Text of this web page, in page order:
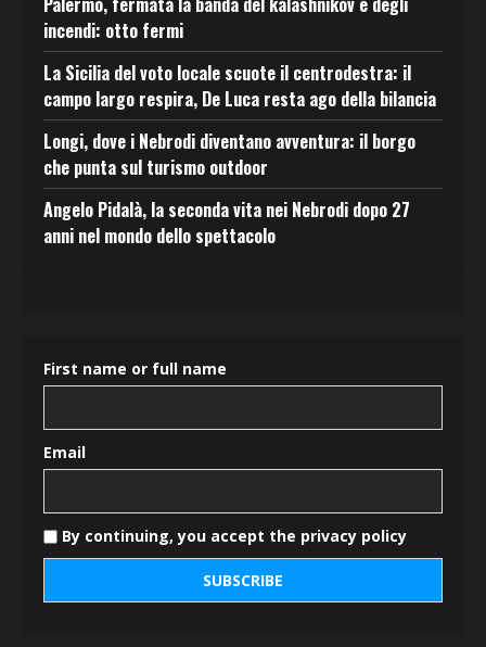
incendi: otto fermi
La Sicilia del voto locale scuote il centrodestra: il
campo largo respira, De Luca resta ago della bilancia
Longi, dove i Nebrodi diventano avventura: il borgo
che punta sul turismo outdoor
Angelo Pidalà, la seconda vita nei Nebrodi dopo 27
anni nel mondo dello spettacolo
First name or full name
Email
By continuing, you accept the privacy policy